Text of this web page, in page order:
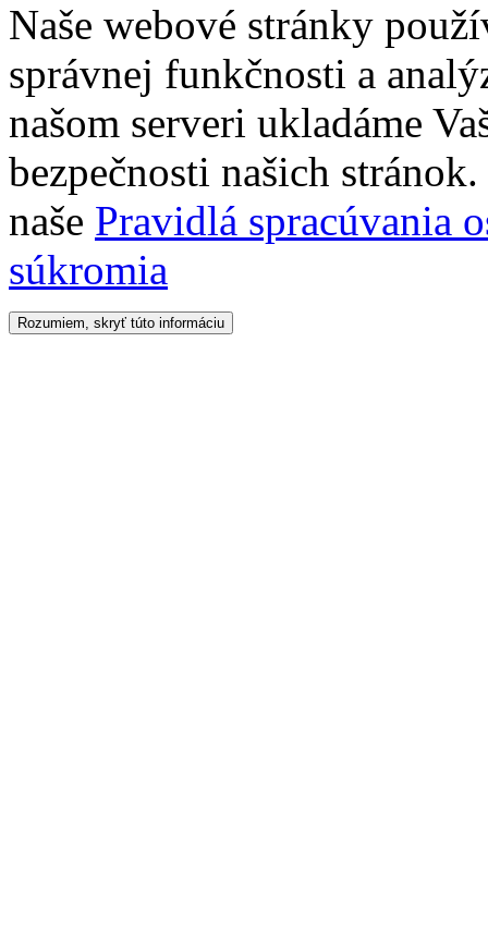
Naše webové stránky
správnej funkčnosti a
našom serveri ukladáme
bezpečnosti našich
naše Pravidlá spracúvania
súkromia
Rozumiem, skryť túto informáciu